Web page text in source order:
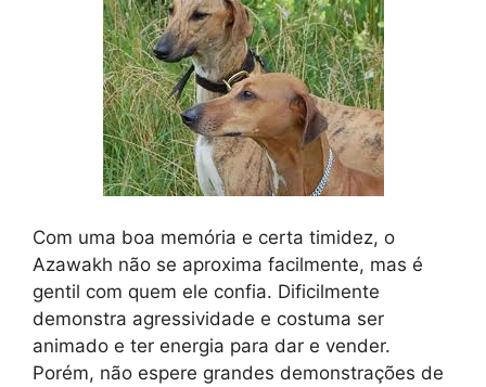
Com uma boa memória e certa timidez, o
Azawakh não se aproxima facilmente, mas é
gentil com quem ele confia. Dificilmente
demonstra agressividade e costuma ser
animado e ter energia para dar e vender.
Porém, não espere grandes demonstrações de